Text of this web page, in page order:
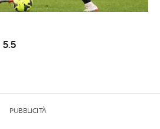
5.5
PUBBLICITÀ